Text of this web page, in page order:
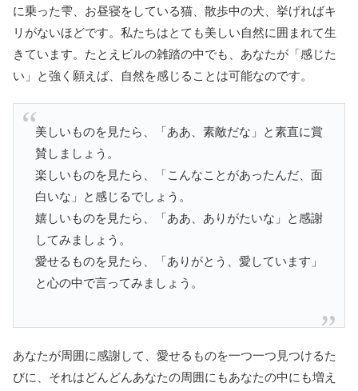
に乗った雫、お昼寝をしている猫、散歩中の犬、挙げればキ
リがないほどです。私たちはとても美しい自然に囲まれて生
きています。たとえビルの雑踏の中でも、あなたが「感じた
い」と強く願えば、自然を感じることは可能なのです。
美しいものを見たら、「ああ、素敵だな」と素直に賞
賛しましょう。
楽しいものを見たら、「こんなことがあったんだ、面
白いな」と感じるでしょう。
嬉しいものを見たら、「ああ、ありがたいな」と感謝
してみましょう。
愛せるものを見たら、「ありがとう、愛しています」
と心の中で言ってみましょう。
あなたが周囲に感謝して、愛せるものを一つ一つ見つけるた
びに、それはどんどんあなたの周囲にもあなたの中にも増え